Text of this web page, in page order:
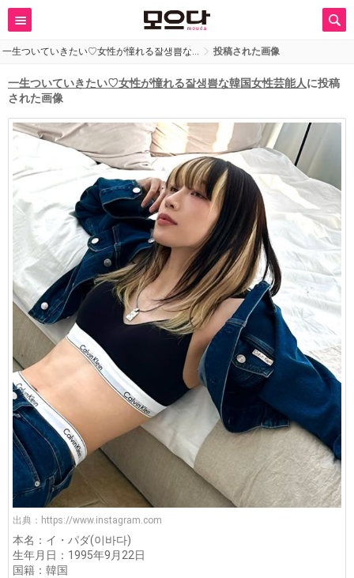
一生ついていきたい♡女性が憧れる잘생쁨な… 投稿された画像
一生ついていきたい♡女性が憧れる잘생쁨な韓国女性芸能人に投稿
された画像
出典： https://www.instagram.com
本名：イ・パダ(이바다)
生年月日：1995年9月22日
国籍：韓国